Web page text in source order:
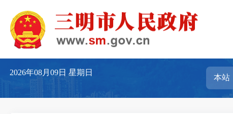
2026年08月09日星期日